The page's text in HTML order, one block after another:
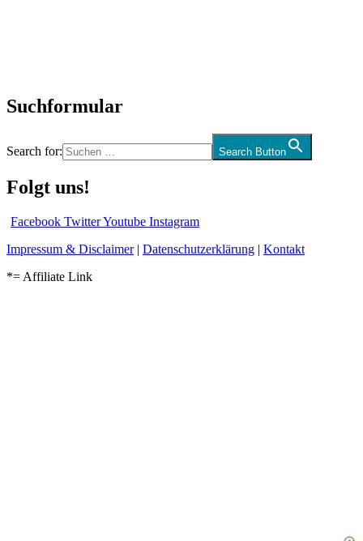
Suchformular
Search for: Search Button
Folgt uns!
Facebook TwitterYoutube Instagram
Impressum & Disclaimer| Datenschutzerklärung | Kontakt
*= Affiliate Link